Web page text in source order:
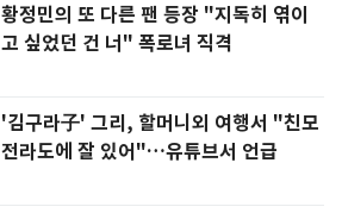
황정민의 또 다른 팬 등장 "지독히 엮이
고 싶었던 건 너" 폭로녀 직격
'김구라子' 그리, 할머니외 여행서 "친모
전라도에 잘 있어"…유튜브서 언급